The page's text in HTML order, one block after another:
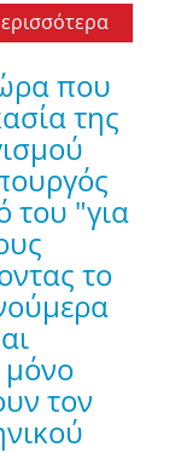
που
της
του "για
το
τον